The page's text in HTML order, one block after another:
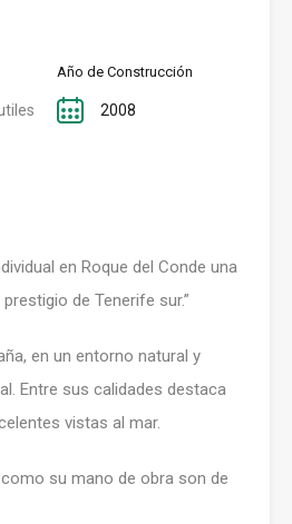
Año de Construcción
2008
en Roque del Conde una
de Tenerife sur.”
en un entorno natural y
Entre sus calidades destaca
vistas al mar.
su mano de obra son de